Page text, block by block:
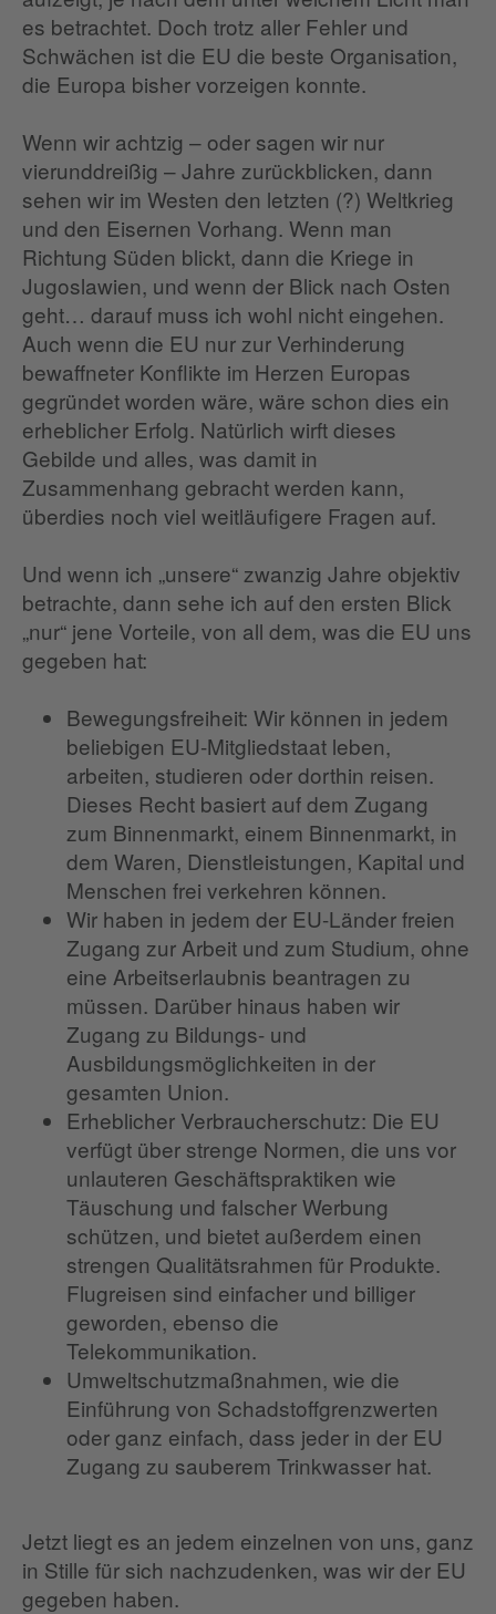
es betrachtet. Doch trotz aller Fehler und
Schwächen ist die EU die beste Organisation,
die Europa bisher vorzeigen konnte.
Wenn wir achtzig – oder sagen wir nur
vierunddreißig – Jahre zurückblicken, dann
sehen wir im Westen den letzten (?) Weltkrieg
und den Eisernen Vorhang. Wenn man
Richtung Süden blickt, dann die Kriege in
Jugoslawien, und wenn der Blick nach Osten
geht… darauf muss ich wohl nicht eingehen.
Auch wenn die EU nur zur Verhinderung
bewaffneter Konflikte im Herzen Europas
gegründet worden wäre, wäre schon dies ein
erheblicher Erfolg. Natürlich wirft dieses
Gebilde und alles, was damit in
Zusammenhang gebracht werden kann,
überdies noch viel weitläufigere Fragen auf.
Und wenn ich „unsere“ zwanzig Jahre objektiv
betrachte, dann sehe ich auf den ersten Blick
„nur“ jene Vorteile, von all dem, was die EU uns
gegeben hat:
Bewegungsfreiheit: Wir können in jedem
beliebigen EU-Mitgliedstaat leben,
arbeiten, studieren oder dorthin reisen.
Dieses Recht basiert auf dem Zugang
zum Binnenmarkt, einem Binnenmarkt, in
dem Waren, Dienstleistungen, Kapital und
Menschen frei verkehren können.
Wir haben in jedem der EU-Länder freien
Zugang zur Arbeit und zum Studium, ohne
eine Arbeitserlaubnis beantragen zu
müssen. Darüber hinaus haben wir
Zugang zu Bildungs- und
Ausbildungsmöglichkeiten in der
gesamten Union.
Erheblicher Verbraucherschutz: Die EU
verfügt über strenge Normen, die uns vor
unlauteren Geschäftspraktiken wie
Täuschung und falscher Werbung
schützen, und bietet außerdem einen
strengen Qualitätsrahmen für Produkte.
Flugreisen sind einfacher und billiger
geworden, ebenso die
Telekommunikation.
Umweltschutzmaßnahmen, wie die
Einführung von Schadstoffgrenzwerten
oder ganz einfach, dass jeder in der EU
Zugang zu sauberem Trinkwasser hat.
Jetzt liegt es an jedem einzelnen von uns, ganz
in Stille für sich nachzudenken, was wir der EU
gegeben haben.